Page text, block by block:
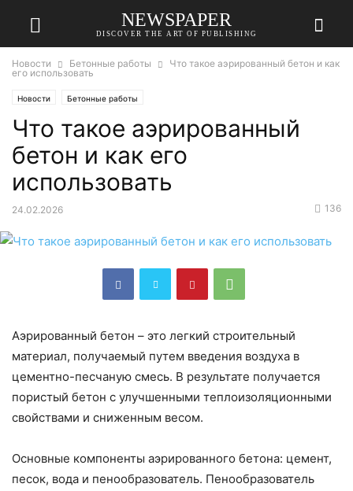
NEWSPAPER
DISCOVER THE ART OF PUBLISHING
Новости Бетонные работы
Что такое аэрированный бетон и как
его использовать
Новости Бетонные работы
Что такое аэрированный
бетон и как его
использовать
24.02.2026 136
Аэрированный бетон – это легкий строительный
материал, получаемый путем введения воздуха в
цементно-песчаную смесь. В результате получается
пористый бетон с улучшенными теплоизоляционными
свойствами и сниженным весом.
Основные компоненты аэрированного бетона: цемент,
песок, вода и пенообразователь. Пенообразователь